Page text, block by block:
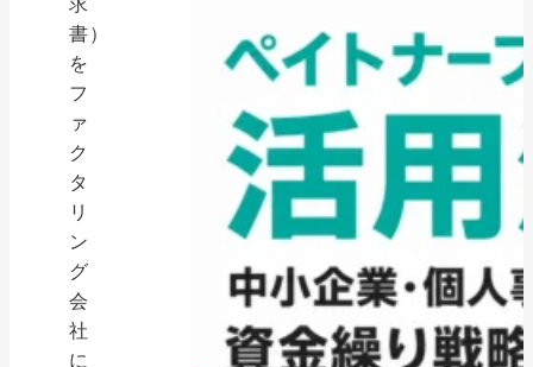
求
書）
を
フ
ァ
ク
タ
リ
ン
グ
会
社
に